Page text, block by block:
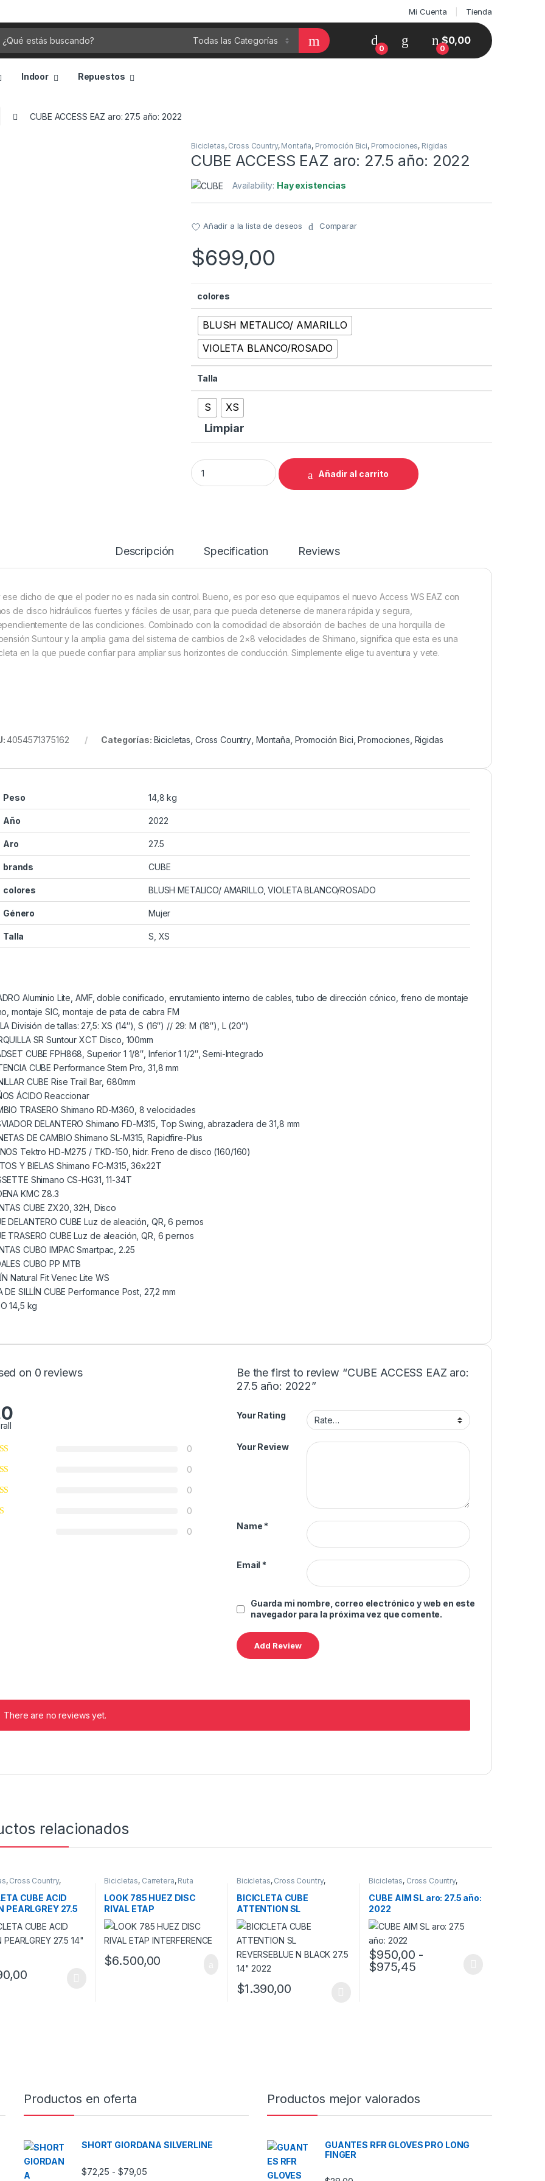
Mi Cuenta Tienda
for:
0 0
$0,00
Indoor Repuestos
CUBE ACCESS EAZ aro: 27.5 año: 2022
Bicicletas, Cross Country, Montaña, Promoción Bici, Promociones, Rigidas
CUBE ACCESS EAZ aro: 27.5 año: 2022
Availability: Hay existencias
Añadir a la lista de deseos Comparar
$699,00
colores
BLUSH METALICO/ AMARILLO
VIOLETA BLANCO/ROSADO
Talla
S XS
Limpiar
CUBE ACCESS EAZ aro: 27.5 año: 2022 quantity
Añadir al carrito
Descripción Specification Reviews
ese dicho de que el poder no es nada sin control. Bueno, es por eso que equipamos el nuevo Access WS EAZ con
de disco hidráulicos fuertes y fáciles de usar, para que pueda detenerse de manera rápida y segura,
de las condiciones. Combinado con la comodidad de absorción de baches de una horquilla de
Suntour y la amplia gama del sistema de cambios de 2×8 velocidades de Shimano, significa que esta es una
en la que puede confiar para ampliar sus horizontes de conducción. Simplemente elige tu aventura y vete.
4054571375162 Categorías: Bicicletas Cross Country Montaña Promoción Bici ,Promociones Rigidas
Peso 14,8 kg
Año 2022
Aro 27.5
brands CUBE
colores BLUSH METALICO/ AMARILLO, VIOLETA BLANCO/ROSADO
Género Mujer
Talla S, XS
Aluminio Lite, AMF, doble conificado, enrutamiento interno de cables, tubo de dirección cónico, freno de montaje
montaje SIC, montaje de pata de cabra FM
División de tallas: 27,5: XS (14″), S (16″) // 29: M (18″), L (20″)
SR Suntour XCT Disco, 100mm
CUBE FPH868, Superior 1 1/8″, Inferior 1 1/2″, Semi-Integrado
CUBE Performance Stem Pro, 31,8 mm
CUBE Rise Trail Bar, 680mm
ÁCIDO Reaccionar
TRASERO Shimano RD-M360, 8 velocidades
DELANTERO Shimano FD-M315, Top Swing, abrazadera de 31,8 mm
DE CAMBIO Shimano SL-M315, Rapidfire-Plus
Tektro HD-M275 / TKD-150, hidr. Freno de disco (160/160)
Y BIELAS Shimano FC-M315, 36x22T
Shimano CS-HG31, 11-34T
KMC Z8.3
CUBE ZX20, 32H, Disco
DELANTERO CUBE Luz de aleación, QR, 6 pernos
TRASERO CUBE Luz de aleación, QR, 6 pernos
CUBO IMPAC Smartpac, 2.25
CUBO PP MTB
Natural Fit Venec Lite WS
DE SILLÍN CUBE Performance Post, 27,2 mm
14,5 kg
on 0 reviews
0
0
0
0
0
Be the first to review “CUBE ACCESS EAZ aro:
27.5 año: 2022”
Your Rating
Your Review
Name *
Email *
Guarda mi nombre, correo electrónico y web en este
navegador para la próxima vez que comente.
There are no reviews yet.
relacionados
, Cross Country,
CUBE ACID
PEARLGREY 27.5
tiene múltiples variantes. Las opciones se pueden elegir en la página de producto
Bicicletas, Carretera, Ruta
LOOK 785 HUEZ DISC
RIVAL ETAP
INTERFERENCE
$6.500,00
Bicicletas, Cross Country,
BICICLETA CUBE
ATTENTION SL
REVERSEBLUE N BLACK
27.5 14″ 2022
$1.390,00
Este producto tiene múltiples variantes. Las opciones se pueden elegir en la
Bicicletas, Cross Country,
Promoción Bici
Promociones,Rigidas
CUBE AIM SL aro: 27.5 año:
2022
$950,00 -
$975,45Rango de precios:
Este producto tiene múltiples variantes.
Productos en oferta
SHORT GIORDANA SILVERLINE
$72,25 - $79,05 Rango de precios: desde $72,25 hasta $79,05
Productos mejor valorados
GUANTES RFR GLOVES PRO LONG
FINGER